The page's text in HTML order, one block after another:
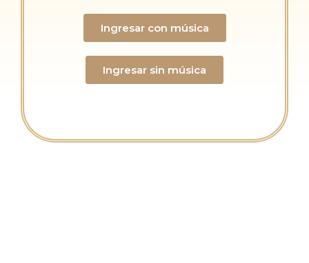
Ingresar con música
Ingresar sin música